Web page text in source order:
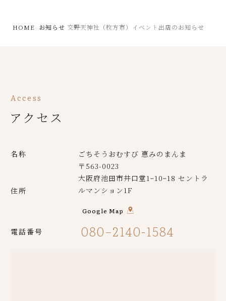
HOME お知らせ 交野天神社（枚方市）イベント出店のお知らせ
Access
アクセス
名称 ごちそうおむすび 恵みのまんま
住所
〒563-0023
大阪府池田市井口堂1ｰ10ｰ18 セントラ
ルマンション1F
Google Map
電話番号 080−2140-1584